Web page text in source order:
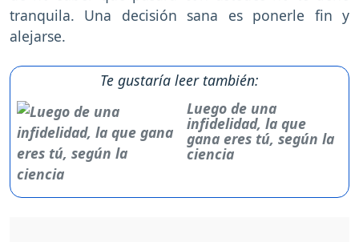
tranquila. Una decisión sana es ponerle fin y
alejarse.
Te gustaría leer también:
Luego de una
infidelidad, la que
gana eres tú, según la
ciencia